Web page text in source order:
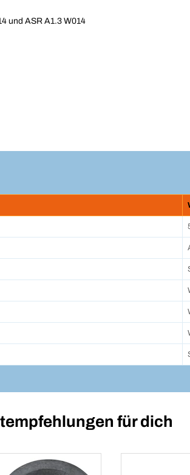
und ASR A1.3 W014
für dich